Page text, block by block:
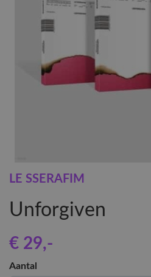
LE SSERAFIM
Unforgiven
€ 29,-
Aantal